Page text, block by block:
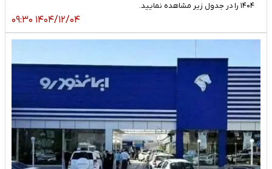
۱۴۰۴ را در جدول زیر مشاهده نمایید.
۱۴۰۴/۱۲/۰۴ ۰۹:۳۰